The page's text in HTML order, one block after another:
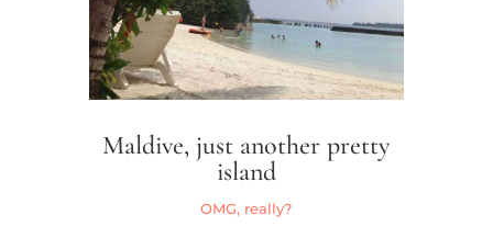
Maldive, just another pretty
island
OMG, really?